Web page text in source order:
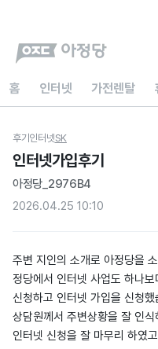
홈 인터넷 가전렌탈
후기 인터넷SK
인터넷가입후기
아정당_2976B4
2026.04.25 10:10
주변 지인의 소개로 아정당을
정당에서 인터넷 사업도 하나
신청하고 인터넷 가입을 신청했
상담원께서 주변상황을 잘 인
인터넷 신청을 잘 마무리 하였